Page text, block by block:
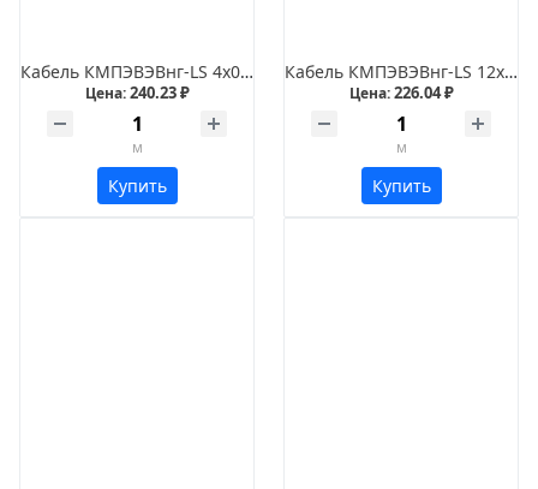
Кабель КМПЭВЭВнг-LS 4х0,35
Цена:240.23 ₽
м
Купить
Кабель КМПЭВЭВнг-LS 12х2,5
Цена:226.04 ₽
м
Купить